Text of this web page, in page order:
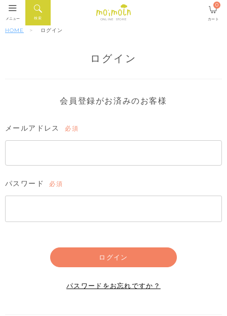
ONLINE STORE
検索
メニュー カート
0
HOME ログイン
ログイン
会員登録がお済みのお客様
メールアドレス
須)
パスワード
須)
ログイン
パスワードをお忘れですか？